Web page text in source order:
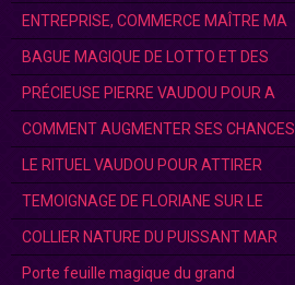
ENTREPRISE, COMMERCE MAÎTRE MA
BAGUE MAGIQUE DE LOTTO ET DES
PRÉCIEUSE PIERRE VAUDOU POUR A
COMMENT AUGMENTER SES CHANCES
LE RITUEL VAUDOU POUR ATTIRER
TEMOIGNAGE DE FLORIANE SUR LE
COLLIER NATURE DU PUISSANT MAR
Porte feuille magique du grand